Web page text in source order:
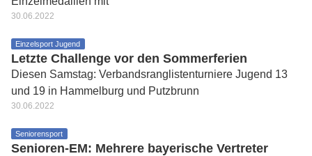
30.06.2022
Einzelsport Jugend
Letzte Challenge vor den Sommerferien
Diesen Samstag: Verbandsranglistenturniere Jugend 13
und 19 in Hammelburg und Putzbrunn
30.06.2022
Seniorensport
Senioren-EM: Mehrere bayerische Vertreter